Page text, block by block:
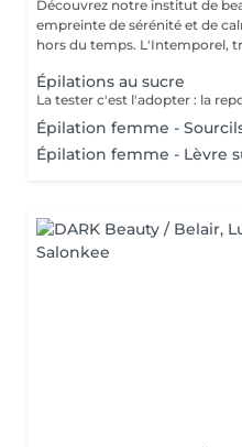
Découvrez notre institut de
empreinte de sérénité et de
hors du temps.
Épilations au sucre
Épilation femme -
Épilation femme - Lèvre